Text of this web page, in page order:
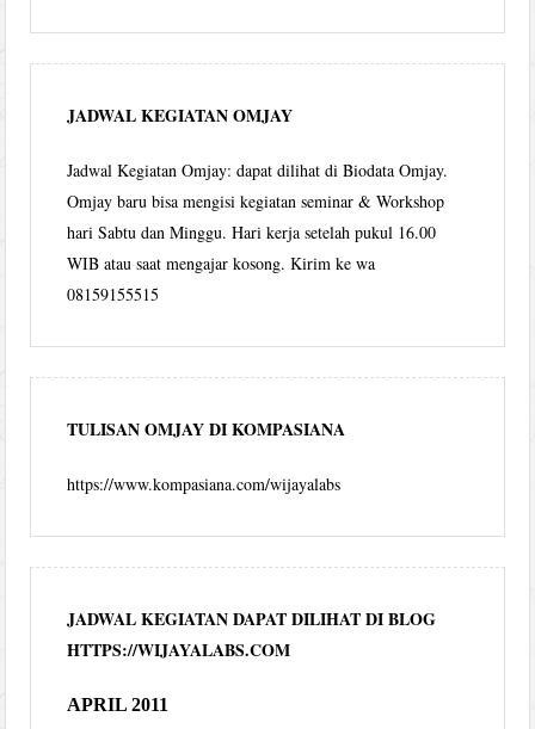
JADWAL KEGIATAN OMJAY
Jadwal Kegiatan Omjay: dapat dilihat di Biodata Omjay.
Omjay baru bisa mengisi kegiatan seminar & Workshop
hari Sabtu dan Minggu. Hari kerja setelah pukul 16.00
WIB atau saat mengajar kosong. Kirim ke wa
08159155515
TULISAN OMJAY DI KOMPASIANA
https://www.kompasiana.com/wijayalabs
JADWAL KEGIATAN DAPAT DILIHAT DI BLOG
HTTPS://WIJAYALABS.COM
APRIL 2011